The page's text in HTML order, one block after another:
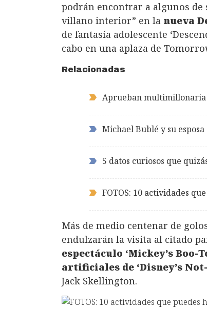
podrán encontrar a algunos
villano interior” en la nueva
de fantasía adolescente
cabo en una aplaza de
Relacionadas
Aprueban multimillonaria
Michael Bublé y su
5 datos curiosos que
FOTOS: 10 actividades
Más de medio centenar de
endulzarán la visita al citado
espectáculo ‘Mickey’s Boo-
artificiales de ‘Disney’s
Jack Skellington.